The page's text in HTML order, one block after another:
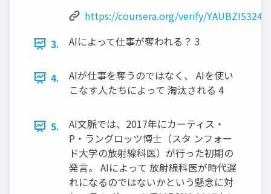
https://coursera.org/verify/
3.
AIによって仕事が奪われる？ 3
4.
AIが仕事を奪うのではなく、 AIを使い
こなす人たちによって 淘汰される 4
5.
AI文脈では、2017年にカーティス・
P・ラングロッツ博士（スタ ンフォー
ド大学の放射線科医）が行った初期の
発言。 AIによって 放射線科医が時代遅
れになるのではないかという懸念に対